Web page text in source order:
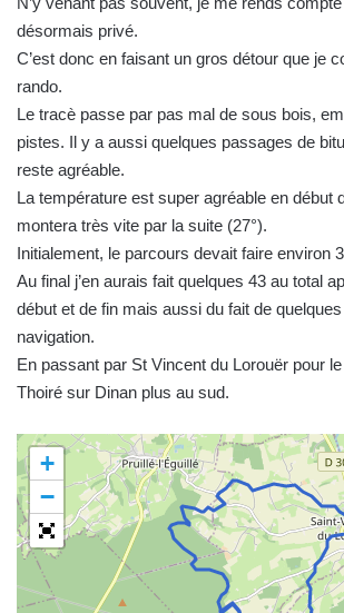
o
u
e
désormais privé.
C’est donc en faisant un gros détour que je
rando.
Le tracè passe par pas mal de sous bois,
pistes. Il y a aussi quelques passages de
reste agréable.
La température est super agréable en début
montera très vite par la suite (27°).
Initialement, le parcours devait faire environ
Au final j’en aurais fait quelques 43 au total
début et de fin mais aussi du fait de
navigation.
En passant par St Vincent du Lorouër pour
Thoiré sur Dinan plus au sud.
+
−